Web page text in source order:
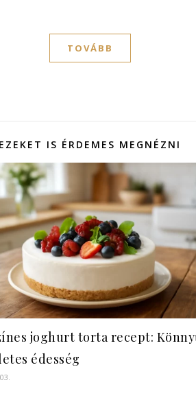
TOVÁBB
EZEKET IS ÉRDEMES MEGNÉZNI
joghurt torta recept:
édesség